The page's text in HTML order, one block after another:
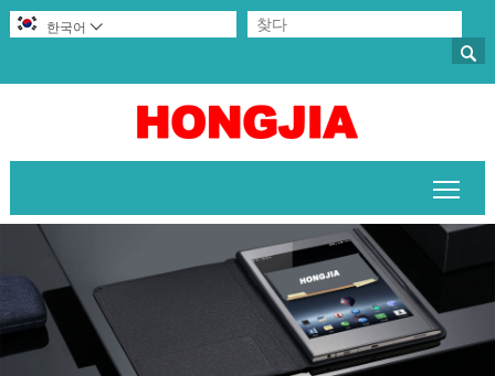

한국어 